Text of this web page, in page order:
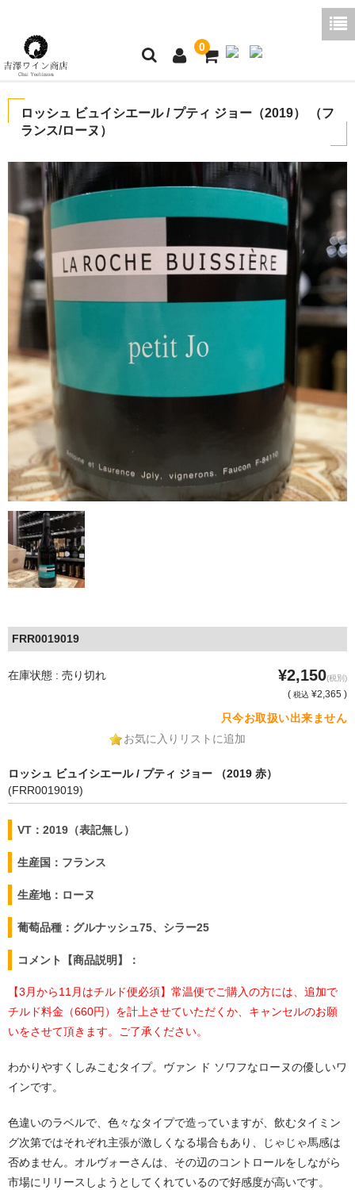
0
ご利用ガイド
商品一覧
好みから探す
ブログコラム
よくあるご質問
お問い合わせ
ロッシュ ビュイシエール / プティ ジョー（2019） （フ
ランス/ローヌ）
FRR0019019
在庫状態 : 売り切れ ¥2,150(税別)
( 税込 ¥2,365 )
只今お取扱い出来ません
お気に入りリストに追加
ロッシュ ビュイシエール / プティ ジョー （2019 赤）
(FRR0019019)
VT：2019（表記無し）
生産国：フランス
生産地：ローヌ
葡萄品種：グルナッシュ75、シラー25
コメント【商品説明】：
【3月から11月はチルド便必須】常温便でご購入の方には、追加で
チルド料金（660円）を計上させていただくか、キャンセルのお願
いをさせて頂きます。ご了承ください。
わかりやすくしみこむタイプ。ヴァン ド ソワフなローヌの優しいワ
インです。
色違いのラベルで、色々なタイプで造っていますが、飲むタイミン
グ次第ではそれぞれ主張が激しくなる場合もあり、じゃじゃ馬感は
否めません。オルヴォーさんは、その辺のコントロールをしながら
市場にリリースしようとしてくれているので好感度が高いです。